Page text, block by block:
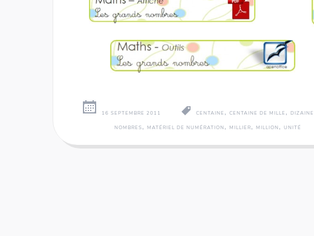
16 SEPTEMBRE 2011 CENTAINE ,CENTAINE DE MILLE ,DIZAINE
NOMBRES, MATÉRIEL DE NUMÉRATION , MILLIER, MILLION , UNITÉ